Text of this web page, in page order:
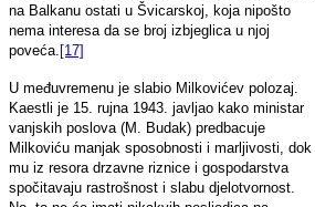
na Balkanu ostati u Švicarskoj, koja nipošto
nema interesa da se broj izbjeglica u njoj
poveća. [17]
U međuvremenu je slabio Milkovićev polozaj.
Kaestli je 15. rujna 1943. javljao kako ministar
vanjskih poslova (M. Budak) predbacuje
Milkoviću manjak sposobnosti i marljivosti, dok
mu iz resora drzavne riznice i gospodarstva
spočitavaju rastrošnost i slabu djelotvornost.